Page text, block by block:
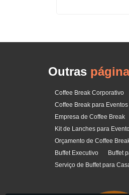
Outras
Coffee Break Corporativo
Coffee Break para
Empresa de Coffee Break
Kit de Lanches para
Orçamento de Coffee
Buffet Executivo
Buffet
Serviço de Buffet para